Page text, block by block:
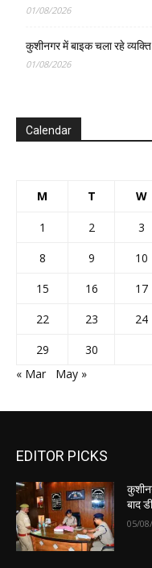
01/08/2026
कुशीनगर में बाइक चला रहे व्यक्ति
01/08/2026
Calendar
M T W
1 2 3
8
9 10
15
16 17
22
23 24
29
30
« Mar
May »
EDITOR PICKS
बाद
05/